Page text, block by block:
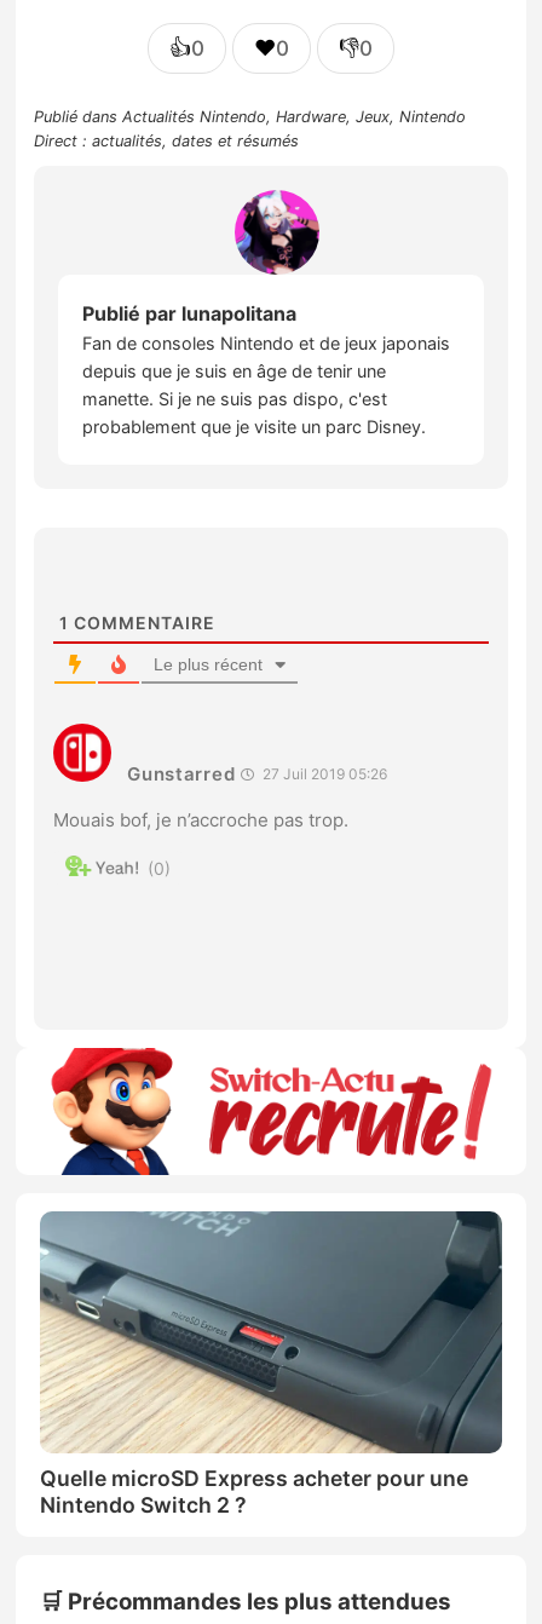
👍0 ❤️0 👎0
Publié dansActualités Nintendo,Hardware,Jeux,Nintendo
Direct : actualités, dates et résumés
Publié par lunapolitana
Fan de consoles Nintendo et de jeux japonais
depuis que je suis en âge de tenir une
manette. Si je ne suis pas dispo, c'est
probablement que je visite un parc Disney.
1 COMMENTAIRE
Le plus récent
Gunstarred 27 Juil 2019 05:26
Mouais bof, je n’accroche pas trop.
0
Quelle microSD Express acheter pour une
Nintendo Switch 2 ?
🛒 Précommandes les plus attendues